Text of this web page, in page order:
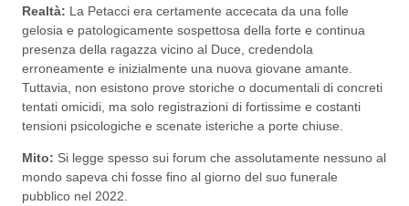
Realtà: La Petacci era certamente accecata da una folle
gelosia e patologicamente sospettosa della forte e continua
presenza della ragazza vicino al Duce, credendola
erroneamente e inizialmente una nuova giovane amante.
Tuttavia, non esistono prove storiche o documentali di concreti
tentati omicidi, ma solo registrazioni di fortissime e costanti
tensioni psicologiche e scenate isteriche a porte chiuse.
Mito: Si legge spesso sui forum che assolutamente nessuno al
mondo sapeva chi fosse fino al giorno del suo funerale
pubblico nel 2022.